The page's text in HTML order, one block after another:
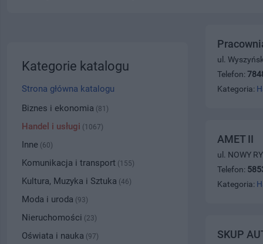
ul.
Telefon:
Kategoria:
AMET II
ul. NOWY
Telefon:
Kategoria:
SKUP
Kategorie katalogu
Strona główna katalogu
Biznes i ekonomia (81)
Handel i usługi (1067)
Inne (60)
Komunikacja i transport (155)
Kultura, Muzyka i Sztuka (46)
Moda i uroda (93)
Nieruchomości (23)
Oświata i nauka (97)